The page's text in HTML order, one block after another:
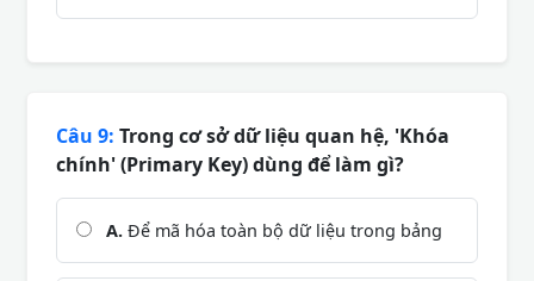
Câu 9: Trong cơ sở dữ liệu quan hệ, 'Khóa
chính' (Primary Key) dùng để làm gì?
A. Để mã hóa toàn bộ dữ liệu trong bảng